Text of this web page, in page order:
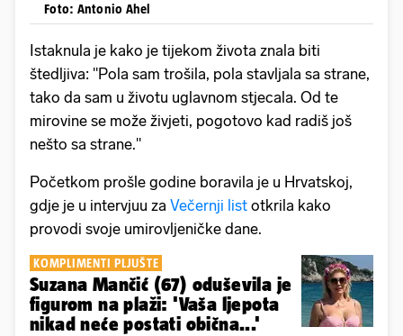
Foto: Antonio Ahel
Istaknula je kako je tijekom života znala biti
štedljiva: "Pola sam trošila, pola stavljala sa strane,
tako da sam u životu uglavnom stjecala. Od te
mirovine se može živjeti, pogotovo kad radiš još
nešto sa strane."
Početkom prošle godine boravila je u Hrvatskoj,
gdje je u intervjuu za Večernji list otkrila kako
provodi svoje umirovljeničke dane.
KOMPLIMENTI PLJUŠTE
Suzana Mančić (67) oduševila je
figurom na plaži: 'Vaša ljepota
nikad neće postati obična...'